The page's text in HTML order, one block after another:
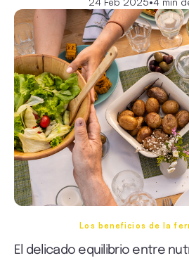
Los beneficios de la
El delicado equilibrio entre